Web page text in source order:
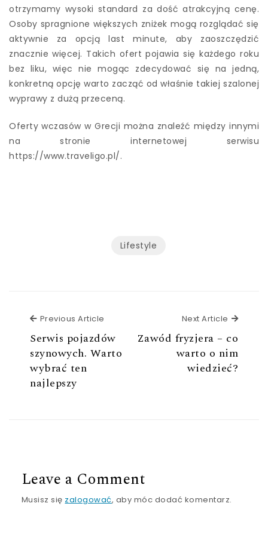
otrzymamy wysoki standard za dość atrakcyjną cenę.
Osoby spragnione większych zniżek mogą rozglądać się
aktywnie za opcją last minute, aby zaoszczędzić
znacznie więcej. Takich ofert pojawia się każdego roku
bez liku, więc nie mogąc zdecydować się na jedną,
konkretną opcję warto zacząć od właśnie takiej szalonej
wyprawy z dużą przeceną.
Oferty wczasów w Grecji można znaleźć między innymi
na stronie internetowej serwisu
https://www.traveligo.pl/.
Lifestyle
Previous Article
Serwis pojazdów
szynowych. Warto
wybrać ten
najlepszy
Next Article Next
Zawód fryzjera – co
warto o nim
wiedzieć?
Leave a Comment
Musisz się zalogować, aby móc dodać komentarz.